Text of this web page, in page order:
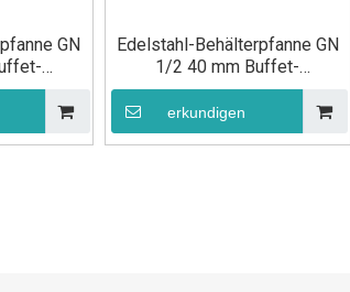
GN
Edelstahl-Behälterpfanne GN
1/2 40 mm Buffet-
Speisepfanne
erkundigen